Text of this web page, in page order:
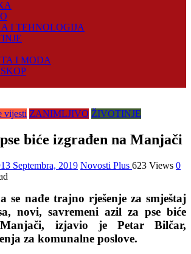
I TEHNOLOGIJA
I MODA
vijesti ZANIMLJIVO ŽIVOTINJE
biće izgrađen na Manjači
13 Septembra, 2019 Novosti Plus 623 Views 0
se nađe trajno rješenje za smještaj
novi, savremeni azil za pse biće
izjavio je Petar Bilčar,
za komunalne poslove.